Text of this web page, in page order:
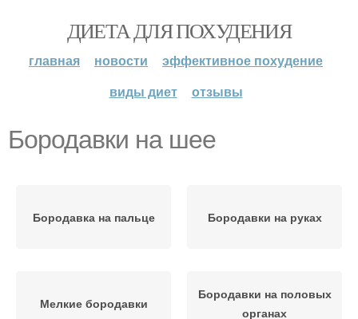
ДИЕТА ДЛЯ ПОХУДЕНИЯ
главная новости
эффективное похудение
виды диет
отзывы
Бородавки на шее
Бородавка на пальце Бородавки на руках
Мелкие бородавки
Бородавки на половых
органах